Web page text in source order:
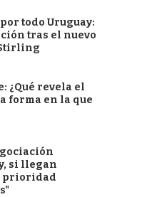
todo Uruguay:
tras el nuevo
¿Qué revela el
forma en la que
si llegan
prioridad